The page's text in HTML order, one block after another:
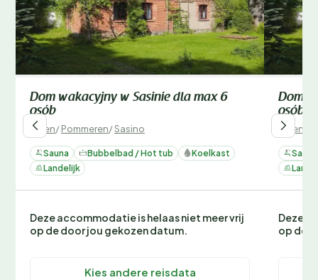
Dom wakacyjny w Sasinie dla max 6
osób
Polen/Pommeren/Sasino
Sauna Bubbelbad / Hot tub
Koelkast
Landelijk
Deze accommodatie is helaas niet meer vrij
op de door jou gekozen datum.
Kies andere reisdata
Dom
osób
Polen
Sauna
Deze
op de